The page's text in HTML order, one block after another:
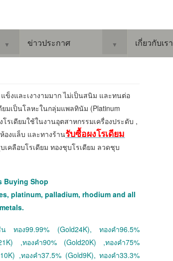
▼ ข่าวประกาศ ▼ เกี่ยวกับเรา
แข็งและเงางามมาก ไม่เป็นสนิม และทนต่อ
มเป็นโลหะในกลุ่มแพลทินัม (Platinum
รเดียมใช้ในงานอุตสาหกรรมเครื่องประดับ ,
องแล็บ และทางร้านรับซื้อผงโรเดียม
คลือบโรเดียม ทองชุบโรเดียม ลวดชุบ
Buying Shop
platinum, palladium, rhodium and all
ทอง99.99% (Gold24K), ทองคำ96.5%
,ทองคำ90% (Gold20K) ,ทองคำ75%
,ทองคำ37.5% (Gold9K), ทองคำ33.3%